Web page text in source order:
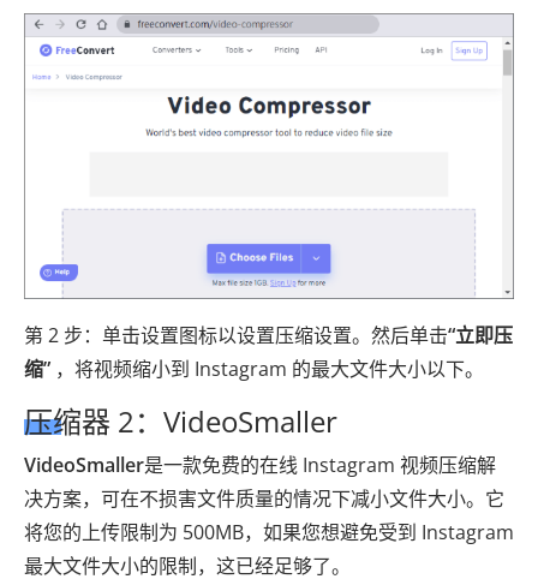
第 2 步：单击设置图标以设置压缩设置。然后单击“立即压
缩” ，将视频缩小到 Instagram 的最大文件大小以下。
压缩器 2：VideoSmaller
VideoSmaller是一款免费的在线 Instagram 视频压缩解
决方案，可在不损害文件质量的情况下减小文件大小。它
将您的上传限制为 500MB，如果您想避免受到 Instagram
最大文件大小的限制，这已经足够了。